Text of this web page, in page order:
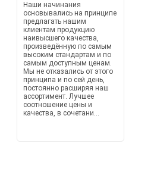
Наши начинания
основывались на принципе
предлагать нашим
клиентам продукцию
наивысшего качества,
произведённую по самым
высоким стандартам и по
самым доступным ценам.
Мы не отказались от этого
принципа и по сей день,
постоянно расширяя наш
ассортимент. Лучшее
соотношение цены и
качества, в сочетани...